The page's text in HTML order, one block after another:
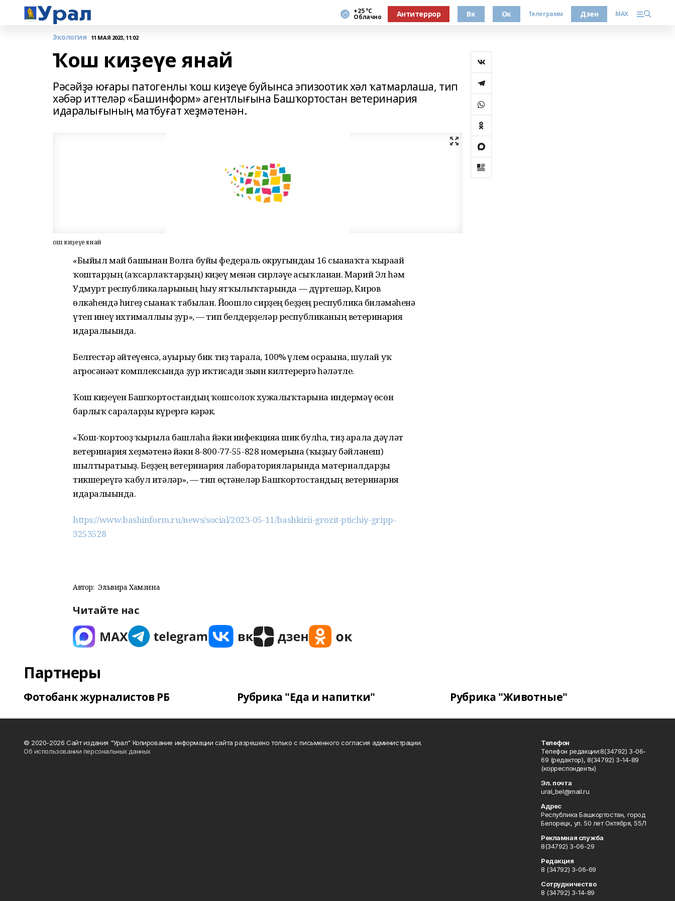
+25 °С
Облачно Антитеррор Вк Ок Телеграмм Дзен MAX
Экология 11 МАЯ 2023, 11:02
Ҡош киҙеүе янай
Рәсәйҙә юғары патогенлы ҡош киҙеүе буйынса эпизоотик хәл ҡатмарлаша, тип
хәбәр иттеләр «Башинформ» агентлығына Башҡортостан ветеринария
идаралығының матбуғат хеҙмәтенән.
Ҡош киҙеүе янай
«Быйыл май башынан Волга буйы федераль округындағы 16 сығанаҡта ҡырағай
ҡоштарҙың (аҡсарлаҡтарҙың) киҙеү менән сирләүе асыҡланған. Марий Эл һәм
Удмурт республикаларының һыу ятҡылыҡтарында — дүртешәр, Киров
өлкәһендә һигеҙ сығанаҡ табылған. Йоғошло сирҙең беҙҙең республика биләмәһенә
үтеп инеү ихтималлығы ҙур», — тип белдерҙеләр республиканың ветеринария
идаралығында.
Белгестәр әйтеүенсә, ауырыу бик тиҙ тарала, 100% үлем осрағына, шулай уҡ
агросәнәғәт комплексында ҙур иҡтисади зыян килтерергә һәләтле.
Ҡош киҙеүен Башҡортостандың ҡошсолоҡ хужалыҡтарына индермәү өсөн
барлыҡ сараларҙы күрергә кәрәк.
«Ҡош-ҡортоғоҙ ҡырыла башлаһа йәки инфекцияға шик булһа, тиҙ арала дәүләт
ветеринария хеҙмәтенә йәки 8-800-77-55-828 номерына (ҡыҙыу бәйләнеш)
шылтыратығыҙ. Беҙҙең ветеринария лабораторияларында материалдарҙы
тикшереүгә ҡабул итәләр», — тип өҫтәнеләр Башҡортостандың ветеринария
идаралығында.
https://www.bashinform.ru/news/social/2023-05-11/bashkirii-grozit-ptichiy-gripp-
3253528
Автор: Эльвира Хамзина
Читайте нас
Партнеры
Фотобанк журналистов РБ Рубрика "Еда и напитки" Рубрика "Животные"
© 2020-2026 Сайт издания "Урал" Копирование информации сайта разрешено только с письменного согласия администрации.
Об использовании персональных данных
Телефон
Телефон редакции:8(34792) 3-06-
69 (редактор), 8(34792) 3-14-89
(корреспонденты)
Эл. почта
ural_bel@mail.ru
Адрес
Республика Башкортостан, город
Белорецк, ул. 50 лет Октября, 55/1
Рекламная служба
8(34792) 3-06-29
Редакция
8 (34792) 3-06-69
Сотрудничество
8 (34792) 3-14-89